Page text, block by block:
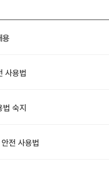
용
사용법
숙지
전 사용법